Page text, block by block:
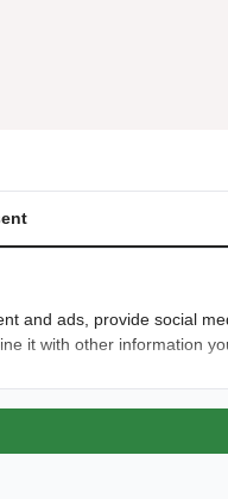
and ads, provide social
it with other information